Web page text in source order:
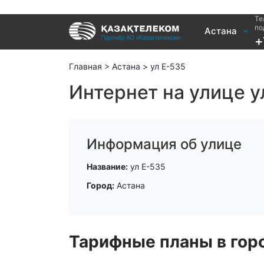
Астана
Услуги
Интернет и ТВ в частном доме
Интернет
Главная > Астана > ул Е-535
Интернет на улице
Информация об улице
Название: ул Е-535
Город: Астана
Тарифные планы в